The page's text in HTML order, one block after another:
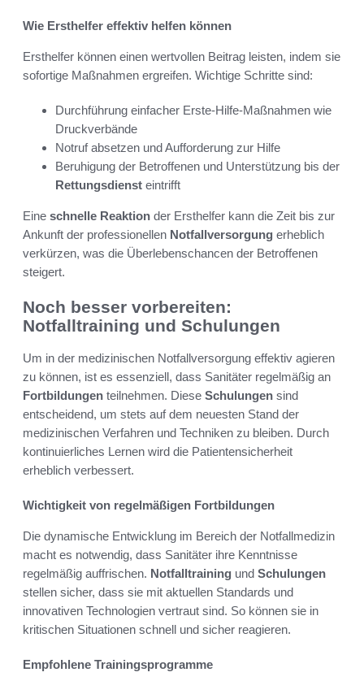
Wie Ersthelfer effektiv helfen können
Ersthelfer können einen wertvollen Beitrag leisten, indem sie
sofortige Maßnahmen ergreifen. Wichtige Schritte sind:
Durchführung einfacher Erste-Hilfe-Maßnahmen wie
Druckverbände
Notruf absetzen und Aufforderung zur Hilfe
Beruhigung der Betroffenen und Unterstützung bis der
Rettungsdienst eintrifft
Eine schnelle Reaktion der Ersthelfer kann die Zeit bis zur
Ankunft der professionellen Notfallversorgung erheblich
verkürzen, was die Überlebenschancen der Betroffenen
steigert.
Noch besser vorbereiten:
Notfalltraining und Schulungen
Um in der medizinischen Notfallversorgung effektiv agieren
zu können, ist es essenziell, dass Sanitäter regelmäßig an
Fortbildungen teilnehmen. Diese Schulungen sind
entscheidend, um stets auf dem neuesten Stand der
medizinischen Verfahren und Techniken zu bleiben. Durch
kontinuierliches Lernen wird die Patientensicherheit
erheblich verbessert.
Wichtigkeit von regelmäßigen Fortbildungen
Die dynamische Entwicklung im Bereich der Notfallmedizin
macht es notwendig, dass Sanitäter ihre Kenntnisse
regelmäßig auffrischen. Notfalltraining und Schulungen
stellen sicher, dass sie mit aktuellen Standards und
innovativen Technologien vertraut sind. So können sie in
kritischen Situationen schnell und sicher reagieren.
Empfohlene Trainingsprogramme